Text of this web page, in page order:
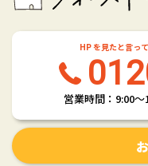
HP を見たと言っ
営業時間：9:00